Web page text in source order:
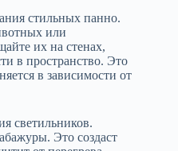
стильных панно.
или
их на стенах,
в пространство. Это
в зависимости от
светильников.
Это создаст